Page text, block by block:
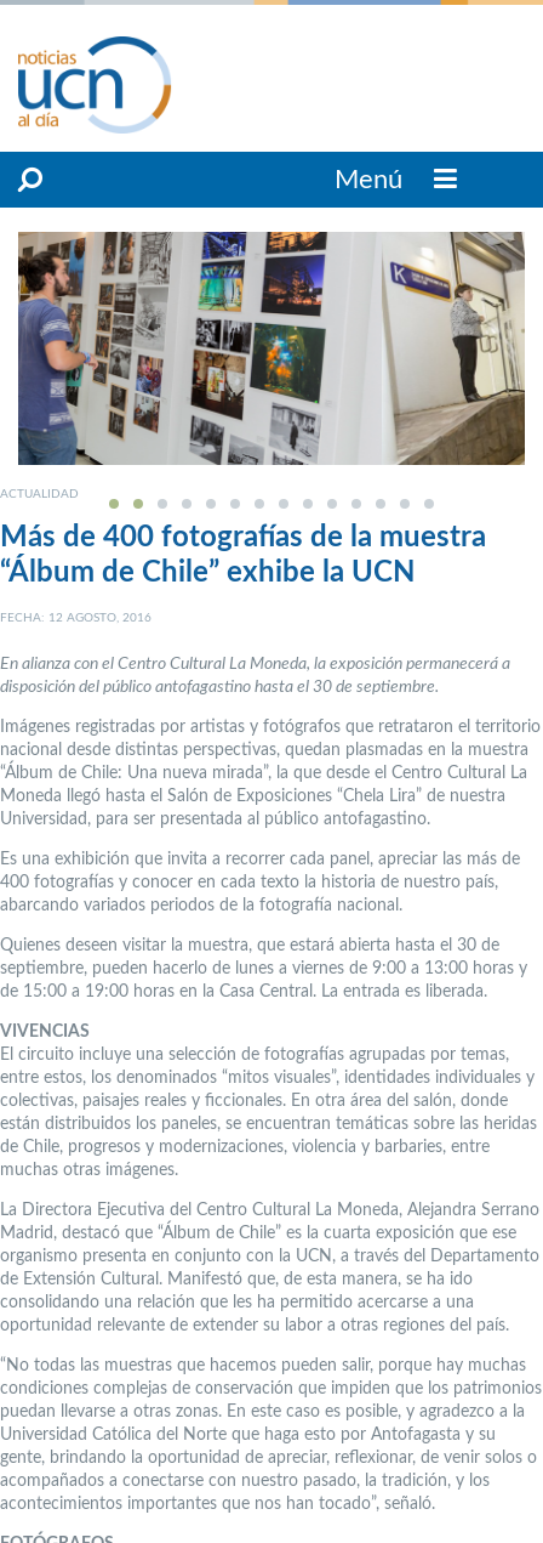
Menú
ACTUALIDAD
Más de 400 fotografías de la muestra
“Álbum de Chile” exhibe la UCN
FECHA: 12 AGOSTO, 2016
En alianza con el Centro Cultural La Moneda, la exposición permanecerá a
disposición del público antofagastino hasta el 30 de septiembre.
Imágenes registradas por artistas y fotógrafos que retrataron el territorio
nacional desde distintas perspectivas, quedan plasmadas en la muestra
“Álbum de Chile: Una nueva mirada”, la que desde el Centro Cultural La
Moneda llegó hasta el Salón de Exposiciones “Chela Lira” de nuestra
Universidad, para ser presentada al público antofagastino.
Es una exhibición que invita a recorrer cada panel, apreciar las más de
400 fotografías y conocer en cada texto la historia de nuestro país,
abarcando variados periodos de la fotografía nacional.
Quienes deseen visitar la muestra, que estará abierta hasta el 30 de
septiembre, pueden hacerlo de lunes a viernes de 9:00 a 13:00 horas y
de 15:00 a 19:00 horas en la Casa Central. La entrada es liberada.
VIVENCIAS
El circuito incluye una selección de fotografías agrupadas por temas,
entre estos, los denominados “mitos visuales”, identidades individuales y
colectivas, paisajes reales y ficcionales. En otra área del salón, donde
están distribuidos los paneles, se encuentran temáticas sobre las heridas
de Chile, progresos y modernizaciones, violencia y barbaries, entre
muchas otras imágenes.
La Directora Ejecutiva del Centro Cultural La Moneda, Alejandra Serrano
Madrid, destacó que “Álbum de Chile” es la cuarta exposición que ese
organismo presenta en conjunto con la UCN, a través del Departamento
de Extensión Cultural. Manifestó que, de esta manera, se ha ido
consolidando una relación que les ha permitido acercarse a una
oportunidad relevante de extender su labor a otras regiones del país.
“No todas las muestras que hacemos pueden salir, porque hay muchas
condiciones complejas de conservación que impiden que los patrimonios
puedan llevarse a otras zonas. En este caso es posible, y agradezco a la
Universidad Católica del Norte que haga esto por Antofagasta y su
gente, brindando la oportunidad de apreciar, reflexionar, de venir solos o
acompañados a conectarse con nuestro pasado, la tradición, y los
acontecimientos importantes que nos han tocado”, señaló.